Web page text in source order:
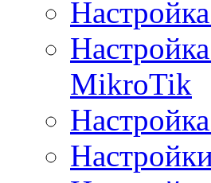
MikroTik